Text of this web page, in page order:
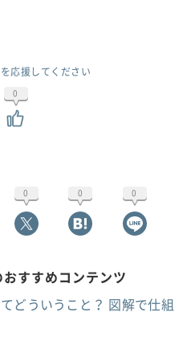
応援してください
0
0 0 0
すすめコンテンツ
どういうこと？ 図解で仕組